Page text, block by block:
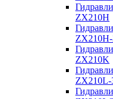
ZX210H
ZX210K
ZX210L-